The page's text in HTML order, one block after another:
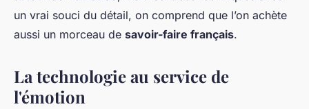
un vrai souci du détail, on comprend que l’on achète
aussi un morceau de savoir-faire français.
La technologie au service de
l'émotion